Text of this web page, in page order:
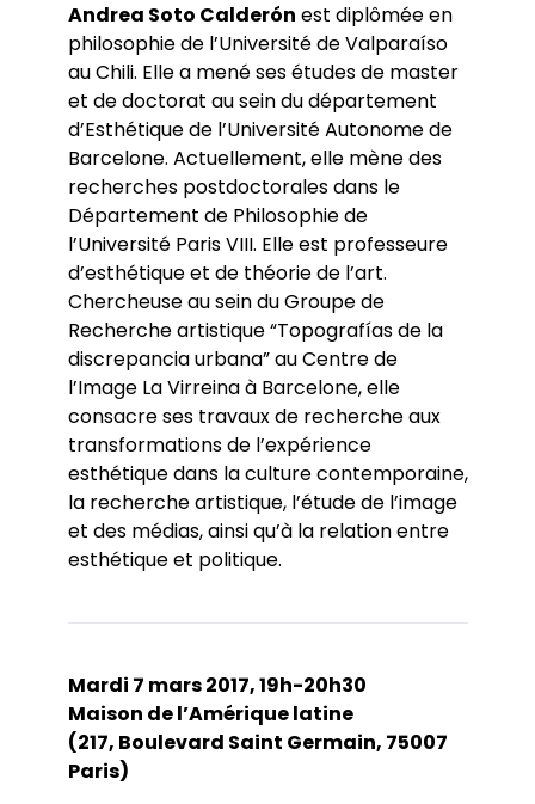
Andrea Soto Calderón est diplômée en
philosophie de l’Université de Valparaíso
au Chili. Elle a mené ses études de master
et de doctorat au sein du département
d’Esthétique de l’Université Autonome de
Barcelone. Actuellement, elle mène des
recherches postdoctorales dans le
Département de Philosophie de
l’Université Paris VIII. Elle est professeure
d’esthétique et de théorie de l’art.
Chercheuse au sein du Groupe de
Recherche artistique “Topografías de la
discrepancia urbana” au Centre de
l’Image La Virreina à Barcelone, elle
consacre ses travaux de recherche aux
transformations de l’expérience
esthétique dans la culture contemporaine,
la recherche artistique, l’étude de l’image
et des médias, ainsi qu’à la relation entre
esthétique et politique.
Mardi 7 mars 2017, 19h-20h30
Maison de l’Amérique latine
(217, Boulevard Saint Germain, 75007
Paris)